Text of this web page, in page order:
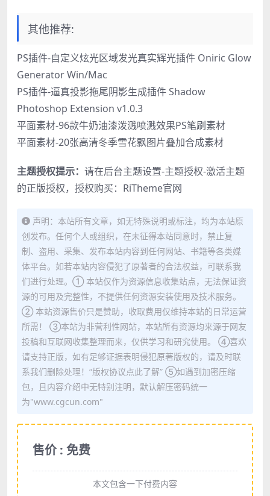
其他推荐:
PS插件-自定义炫光区域发光真实辉光插件 Oniric Glow
Generator Win/Mac
PS插件-逼真投影拖尾阴影生成插件 Shadow
Photoshop Extension v1.0.3
平面素材-96款牛奶油漆泼溅喷溅效果PS笔刷素材
平面素材-20张高清冬季雪花飘图片叠加合成素材
主题授权提示： 请在后台主题设置-主题授权-激活主题
的正版授权，授权购买： RiTheme官网
声明：本站所有文章，如无特殊说明或标注，均为本站原
创发布。任何个人或组织，在未征得本站同意时，禁止复
制、盗用、采集、发布本站内容到任何网站、书籍等各类媒
体平台。如若本站内容侵犯了原著者的合法权益，可联系我
们进行处理。① 本站仅作为资源信息收集站点，无法保证资
源的可用及完整性，不提供任何资源安装使用及技术服务。
② 本站资源售价只是赞助，收取费用仅维持本站的日常运营
所需！ ③本站为非营利性网站，本站所有资源均来源于网友
投稿和互联网收集整理而来，仅供学习和研究使用。 ④喜欢
请支持正版，如有足够证据表明侵犯原著版权的，请及时联
系我们删除处理！“版权协议点此了解” ⑤如遇到加密压缩
包，且内容介绍中无特别注明，默认解压密码统一
为"www.cgcun.com"
售价 : 免费
本文包含一下付费内容